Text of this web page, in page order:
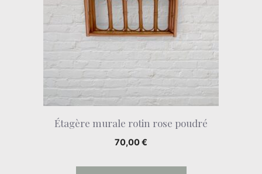
Étagère murale rotin rose poudré
70,00€